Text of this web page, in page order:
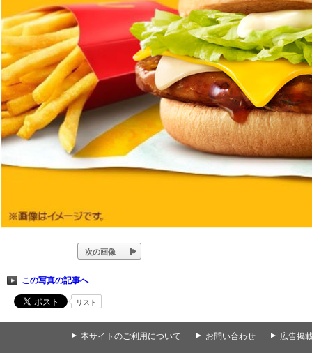
次の画像
この写真の記事へ
リスト
▲ 本サイトのご利用について ▲ お問い合わせ ▲ 広告掲